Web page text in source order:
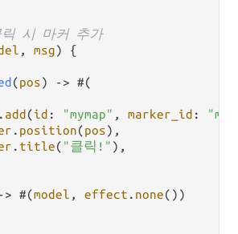
시 마커 추가
, msg) {
(pos) -> #(
. add (id : "mymap" , marker_id : "m1"
. position(pos),
. title( "클릭!" ),
-> #(model , effect . none())